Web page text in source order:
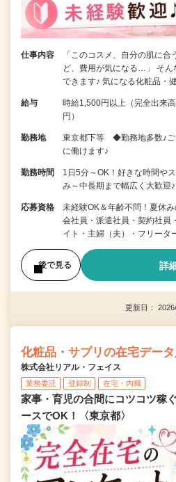
仕事内容
「このコスメ、自分の肌に
ど、費用が気になる…」 そ
できます♪ 気になる化粧品・
給与
時給1,500円以上（完全出来
円）
勤務地
東京都下等 ◆勤務地多数♪ご
に働けます♪
勤務時間
1日5分～OK！好きな時間や
み～中長期まで幅広く大歓迎
応募資格
未経験OK＆年齢不問！夏休
会社員・派遣社員・契約社員
イト・主婦（夫）・フリータ
後で見る 詳
更新日：
化粧品・サプリの在宅データ
株式会社リアル・フェイス
業務委託 登録制 在宅・内職
家事・育児の合間にコツコツ稼
ースでOK！〈東京都〉